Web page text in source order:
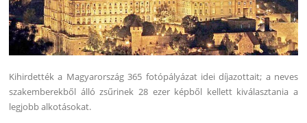
Kihirdették a Magyarország 365 fotópályázat idei díjazottait; a neves
szakemberekből álló zsűrinek 28 ezer képből kellett kiválasztania a
legjobb alkotásokat.